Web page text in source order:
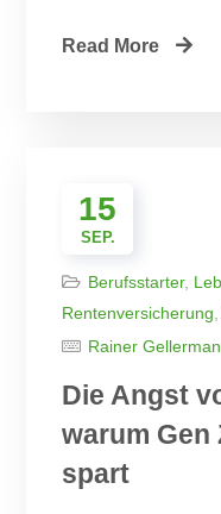
Read More
15
SEP.
Berufsstarter,
Rentenversicherung,
Rainer
Die Angst
warum Gen
spart